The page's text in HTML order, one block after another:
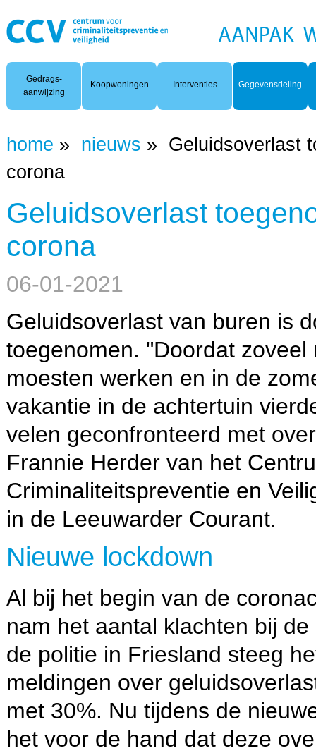
Gedrags-
aanwijzing
Koopwoningen Interventies Gegevensdeling
home » nieuws » Geluidsoverlast
corona
Geluidsoverlast
corona
06-01-2021
Geluidsoverlast van buren is
toegenomen. "Doordat zoveel
moesten werken en in de
vakantie in de achtertuin
velen geconfronteerd met
Frannie Herder van het
Criminaliteitspreventie en
in de Leeuwarder Courant.
Nieuwe lockdown
Al bij het begin van de
nam het aantal klachten bij
de politie in Friesland steeg
meldingen over
met 30%. Nu tijdens de
het voor de hand dat deze